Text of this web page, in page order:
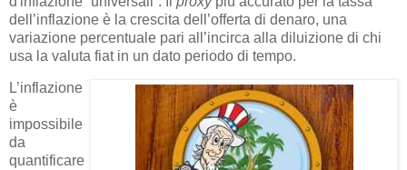
dell’inflazione è la crescita dell’offerta di denaro, una
variazione percentuale pari all’incirca alla diluizione di chi
usa la valuta fiat in un dato periodo di tempo.
L’inflazione
è
impossibile
da
quantificare